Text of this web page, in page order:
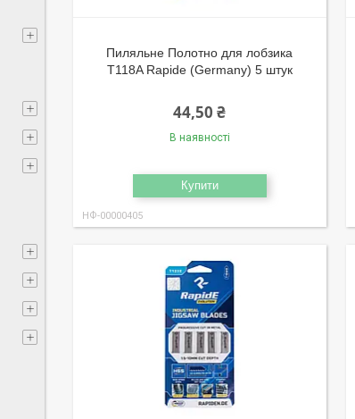
Пиляльне Полотно для лобзика
T118A Rapide (Germany) 5 штук
44,50 ₴
В наявності
Купити
НФ-00000405